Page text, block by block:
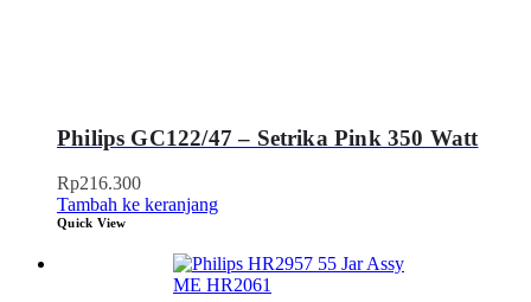
Philips GC122/47 – Setrika Pink 350 Watt
Rp216.300
Tambah ke keranjang
Quick View